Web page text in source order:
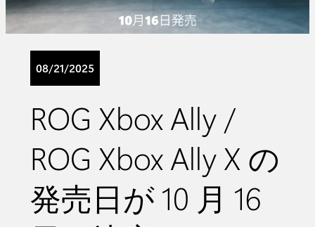
08/21/2025
ROG Xbox Ally /
ROG Xbox Ally X の
発売日が 10 月 16